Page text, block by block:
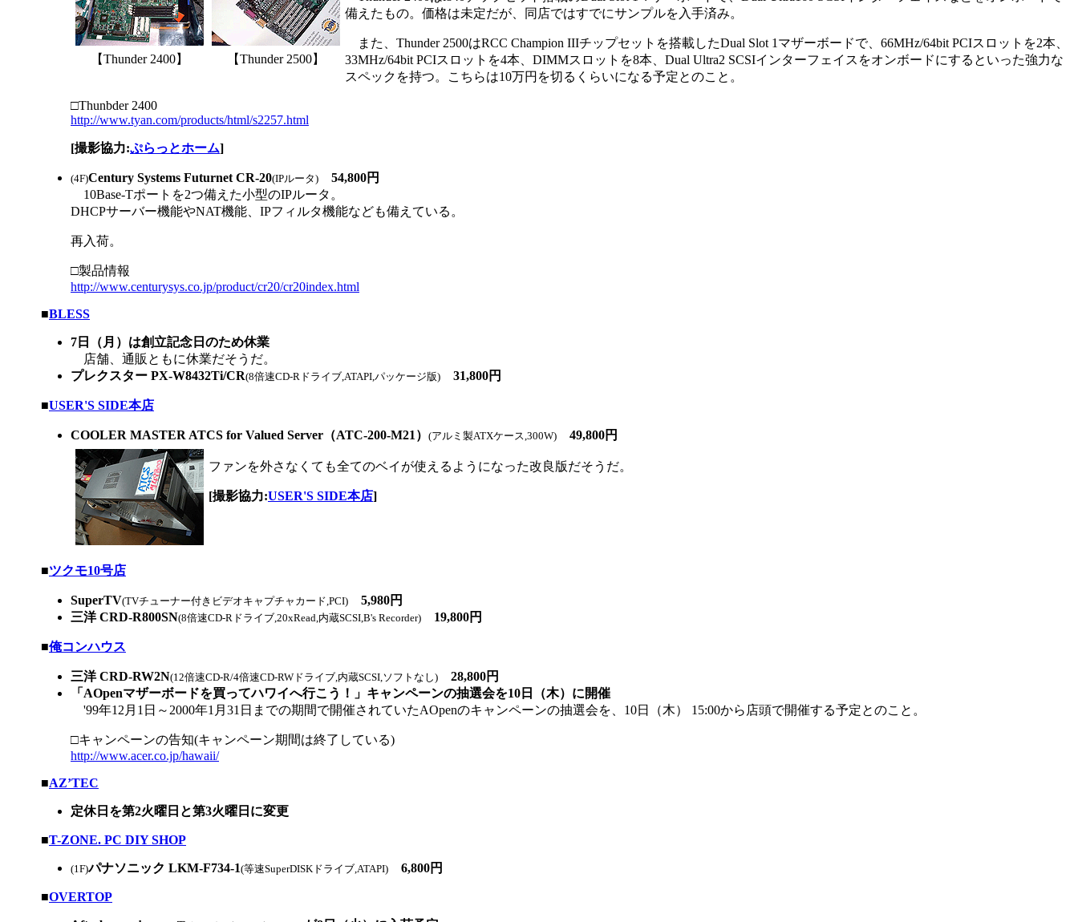
【Thunder 2400】 【Thunder 2500】
備えたもの。価格は未定だが、同店ではすでにサンプルを入手済み。
また、Thunder 2500はRCC Champion IIIチップセットを搭載したDual Slot 1マザーボードで、66MHz/64bit PCIスロットを2本、
33MHz/64bit PCIスロットを4本、DIMMスロットを8本、Dual Ultra2 SCSIインターフェイスをオンボードにするといった強力な
スペックを持つ。こちらは10万円を切るくらいになる予定とのこと。
□Thunbder 2400
http://www.tyan.com/products/html/s2257.html
[撮影協力:ぷらっとホーム]
(4F)Century Systems Futurnet CR-20(IPルータ) 54,800円
10Base-Tポートを2つ備えた小型のIPルータ。
DHCPサーバー機能やNAT機能、IPフィルタ機能なども備えている。
再入荷。
□製品情報
http://www.centurysys.co.jp/product/cr20/cr20index.html
■BLESS
7日（月）は創立記念日のため休業
店舗、通販ともに休業だそうだ。
プレクスター PX-W8432Ti/CR(8倍速CD-Rドライブ,ATAPI,パッケージ版) 31,800円
■USER'S SIDE本店
COOLER MASTER ATCS for Valued Server（ATC-200-M21） (アルミ製ATXケース,300W) 49,800円
ファンを外さなくても全てのベイが使えるようになった改良版だそうだ。
[撮影協力:USER'S SIDE本店]
■ツクモ10号店
SuperTV(TVチューナー付きビデオキャプチャカード,PCI) 5,980円
三洋 CRD-R800SN(8倍速CD-Rドライブ,20xRead,内蔵SCSI,B's Recorder) 19,800円
■俺コンハウス
三洋 CRD-RW2N(12倍速CD-R/4倍速CD-RWドライブ,内蔵SCSI,ソフトなし) 28,800円
「AOpenマザーボードを買ってハワイへ行こう！」キャンペーンの抽選会を10日（木）に開催
'99年12月1日～2000年1月31日までの期間で開催されていたAOpenのキャンペーンの抽選会を、10日（木） 15:00から店頭で開催する予定とのこと。
□キャンペーンの告知(キャンペーン期間は終了している)
http://www.acer.co.jp/hawaii/
■AZ’TEC
定休日を第2火曜日と第3火曜日に変更
■T-ZONE. PC DIY SHOP
(1F)パナソニック LKM-F734-1(等速SuperDISKドライブ,ATAPI) 6,800円
■OVERTOP